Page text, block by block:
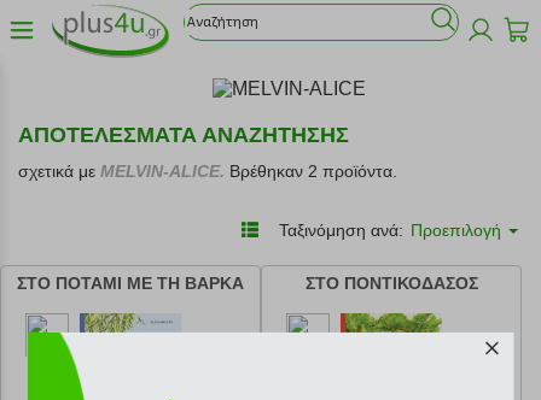
ΑΠΟΤΕΛΕΣΜΑΤΑ ΑΝΑΖΗΤΗΣΗΣ
σχετικά με MELVIN-ALICE. Βρέθηκαν 2 προϊόντα.
Ταξινόμηση ανά: Προεπιλογή
ΣΤΟ ΠΟΤΑΜΙ ΜΕ ΤΗ ΒΑΡΚΑ ΣΤΟ ΠΟΝΤΙΚΟΔΑΣΟΣ